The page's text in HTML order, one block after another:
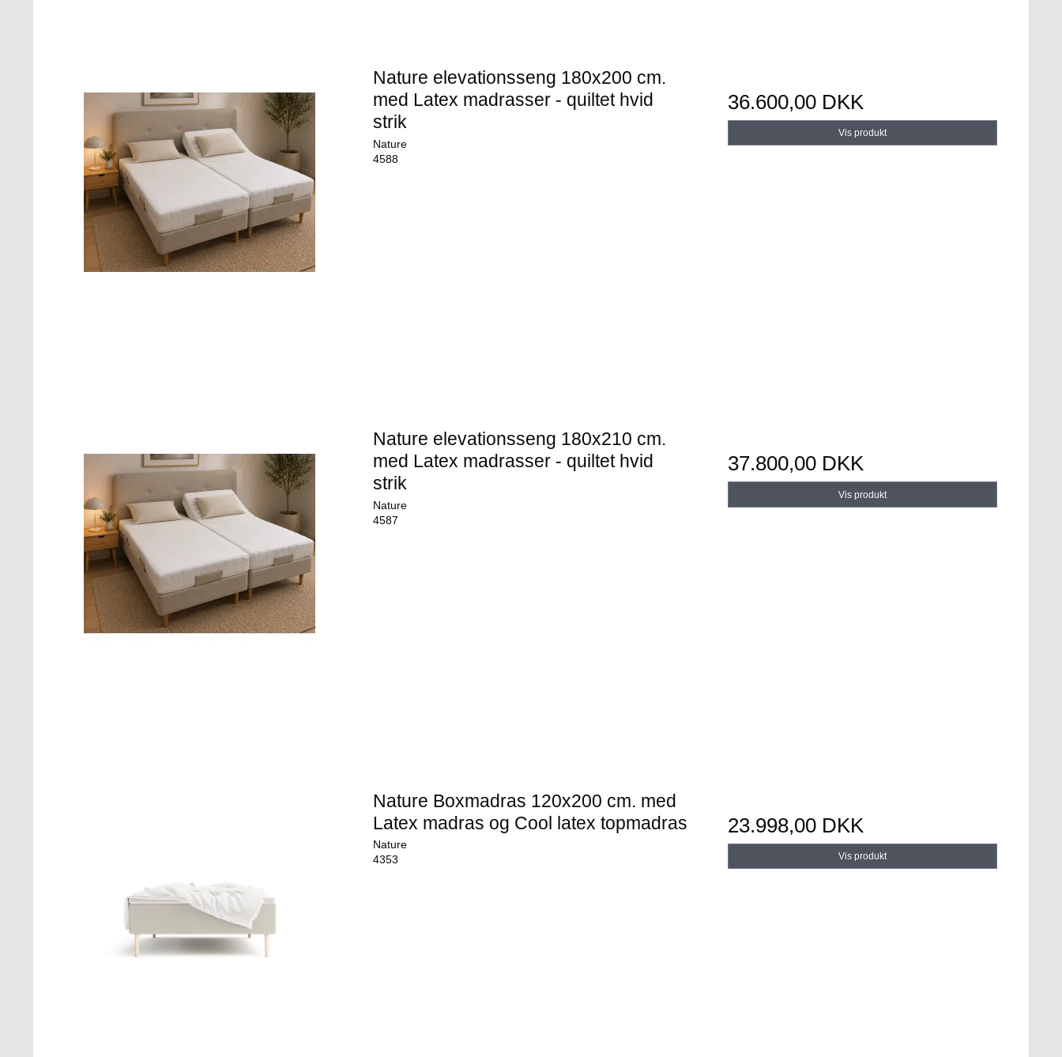
Nature elevationsseng 180x200 cm.
med Latex madrasser - quiltet hvid
strik
Nature
4588
36.600,00 DKK
Vis produkt
Nature elevationsseng 180x210 cm.
med Latex madrasser - quiltet hvid
strik
Nature
4587
37.800,00 DKK
Vis produkt
Nature Boxmadras 120x200 cm. med
Latex madras og Cool latex topmadras
Nature
4353
23.998,00 DKK
Vis produkt